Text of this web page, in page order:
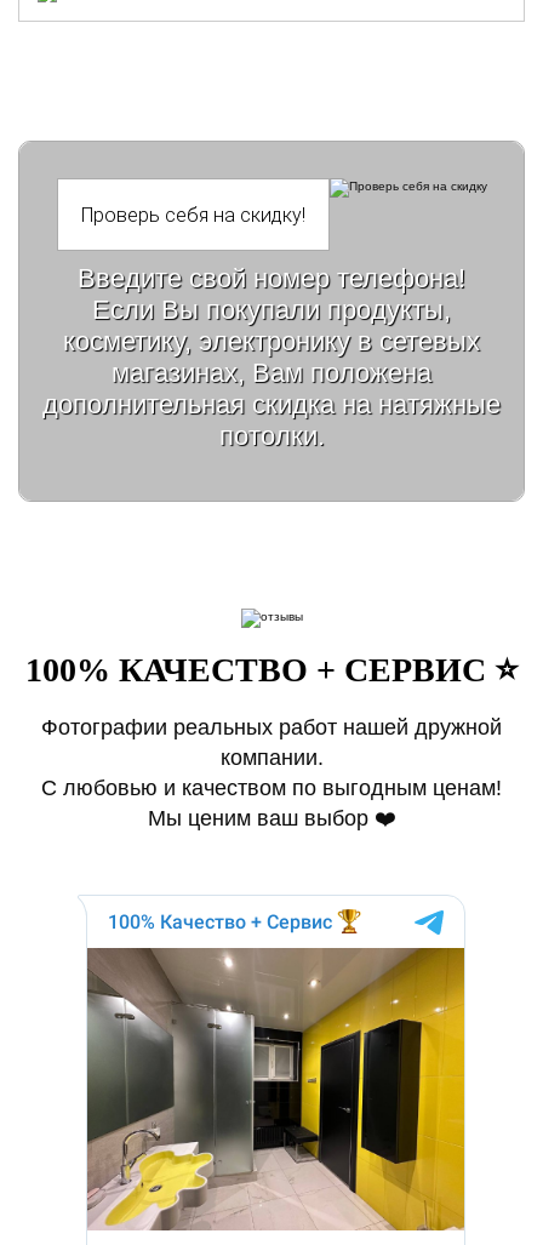
Введите свой номер телефона!
Если Вы покупали продукты,
косметику, электронику в сетевых
магазинах, Вам положена
дополнительная скидка на натяжные
потолки.
100% КАЧЕСТВО + СЕРВИС ⭐️
Фотографии реальных работ нашей дружной
компании.
С любовью и качеством по выгодным ценам!
Мы ценим ваш выбор ❤️